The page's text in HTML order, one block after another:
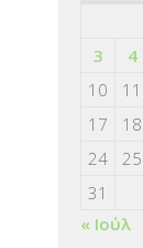
3
4
10
11
17
18
24
25
31
« Ιούλ